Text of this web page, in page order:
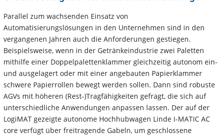
Parallel zum wachsenden Einsatz von
Automatisierungslösungen in den Unternehmen sind in den
vergangenen Jahren auch die Anforderungen gestiegen.
Beispielsweise, wenn in der Getränkeindustrie zwei Paletten
mithilfe einer Doppelpalettenklammer gleichzeitig autonom ein-
und ausgelagert oder mit einer angebauten Papierklammer
schwere Papierrollen bewegt werden sollen. Dann sind robuste
AGVs mit höheren (Rest-)Tragfähigkeiten gefragt, die sich auf
unterschiedliche Anwendungen anpassen lassen. Der auf der
LogiMAT gezeigte autonome Hochhubwagen Linde I-MATIC AC
core verfügt über freitragende Gabeln, um geschlossene